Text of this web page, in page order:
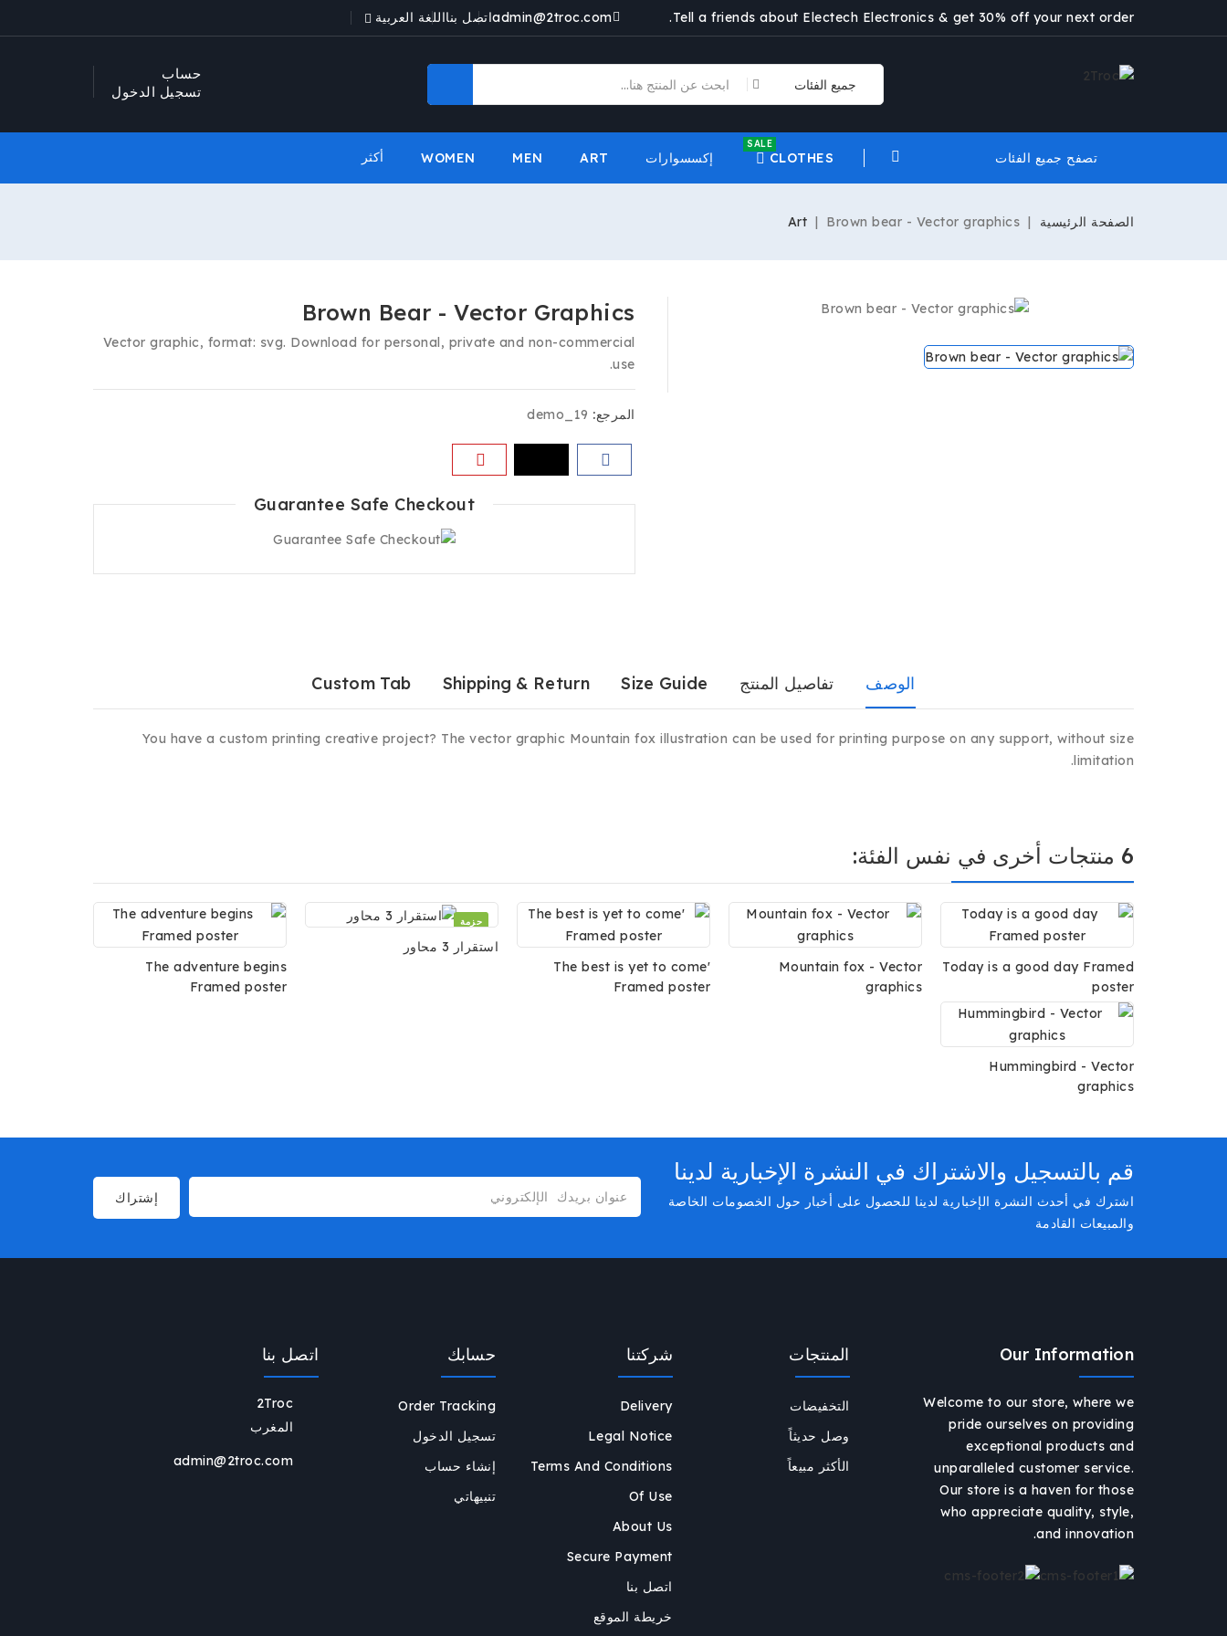
Tell a friends about Electech Electronics & get 30% off your next order.
admin@2troc.comاتصل بنااللغة العربية
حساب
تسجيل الدخول
تصفح جميع الفئات CLOTHES

SALE
إكسسوارات ART
MEN
WOMEN أكثر
الصفحة الرئيسية Art Brown bear - Vector graphics
Brown Bear - Vector Graphics
Vector graphic, format: svg. Download for personal, private and non-commercial
use.
المرجع: demo_19
Guarantee Safe Checkout
الوصف تفاصيل المنتج Size Guide
Shipping & Return
Custom Tab
You have a custom printing creative project? The vector graphic Mountain fox illustration can be used for printing purpose on any support, without size
limitation.
6 منتجات أخرى في نفس الفئة:
Today is a good day Framed
poster
Mountain fox - Vector
graphics
The best is yet to come'
Framed poster
حزمة
استقرار 3 محاور
The adventure begins
Framed poster
Hummingbird - Vector
graphics
قم بالتسجيل والاشتراك في النشرة الإخبارية لدينا
اشترك في أحدث النشرة الإخبارية لدينا للحصول على أخبار حول الخصومات الخاصة
والمبيعات القادمة
Our Information
Welcome to our store, where we
pride ourselves on providing
exceptional products and
unparalleled customer service.
Our store is a haven for those
who appreciate quality, style,
and innovation.
المنتجات
التخفيضات
وصل حديثاً
الأكثر مبيعاً
شركتنا
Delivery
Legal Notice
Terms And Conditions
Of Use
About Us
Secure Payment
اتصل بنا
خريطة الموقع
حسابك
Order Tracking
تسجيل الدخول
إنشاء حساب
تنبيهاتي
اتصل بنا
2Troc
المغرب
admin@2troc.com